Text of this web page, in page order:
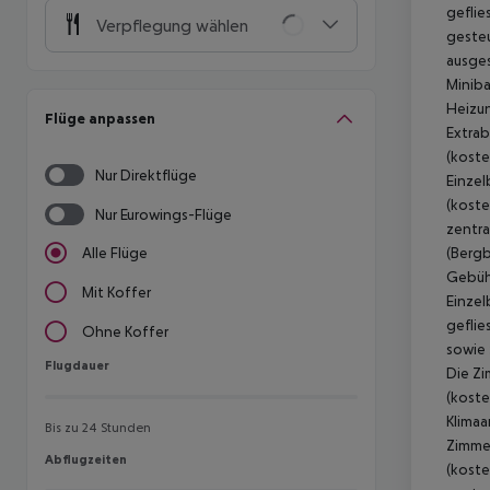
Verpflegung wählen
Flüge anpassen
Nur Direktflüge
Nur Eurowings-Flüge
Alle Flüge
Mit Koffer
Ohne Koffer
Flugdauer
Flugdauer
Bis zu 24 Stunden
Abflugzeiten
Abflugzeiten
sowie
Die